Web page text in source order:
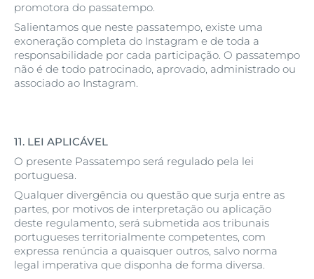
promotora do passatempo.
Salientamos que neste passatempo, existe uma
exoneração completa do Instagram e de toda a
responsabilidade por cada participação. O passatempo
não é de todo patrocinado, aprovado, administrado ou
associado ao Instagram.
11. LEI APLICÁVEL
O presente Passatempo será regulado pela lei
portuguesa.
Qualquer divergência ou questão que surja entre as
partes, por motivos de interpretação ou aplicação
deste regulamento, será submetida aos tribunais
portugueses territorialmente competentes, com
expressa renúncia a quaisquer outros, salvo norma
legal imperativa que disponha de forma diversa.